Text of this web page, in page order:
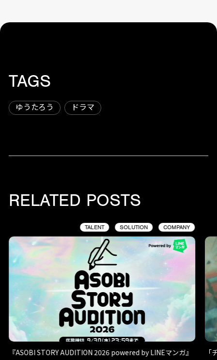
TAGS
ゆうたろう ドラマ
RELATED POSTS
TALENT SOLUTION COMPANY
『ASOBI STORY AUDITION 2026 powered by LINEマンガ』